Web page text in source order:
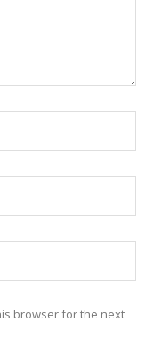
browser for the next